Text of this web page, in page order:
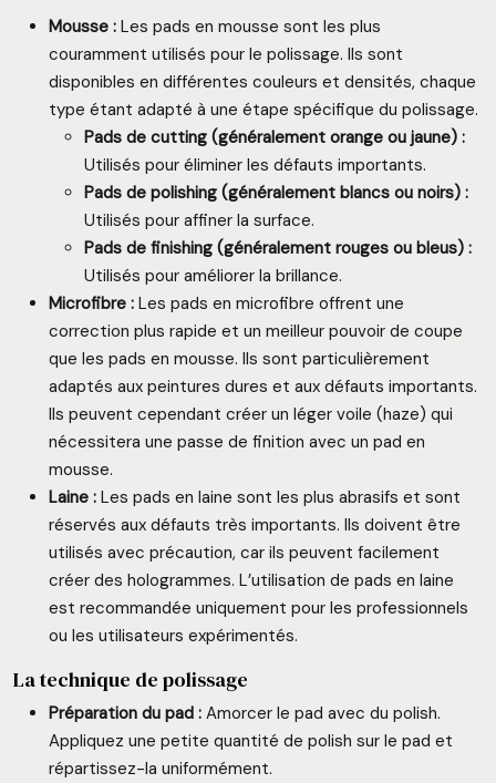
Mousse : Les pads en mousse sont les plus
couramment utilisés pour le polissage. Ils sont
disponibles en différentes couleurs et densités, chaque
type étant adapté à une étape spécifique du polissage.
Pads de cutting (généralement orange ou jaune) :
Utilisés pour éliminer les défauts importants.
Pads de polishing (généralement blancs ou noirs) :
Utilisés pour affiner la surface.
Pads de finishing (généralement rouges ou bleus) :
Utilisés pour améliorer la brillance.
Microfibre : Les pads en microfibre offrent une
correction plus rapide et un meilleur pouvoir de coupe
que les pads en mousse. Ils sont particulièrement
adaptés aux peintures dures et aux défauts importants.
Ils peuvent cependant créer un léger voile (haze) qui
nécessitera une passe de finition avec un pad en
mousse.
Laine : Les pads en laine sont les plus abrasifs et sont
réservés aux défauts très importants. Ils doivent être
utilisés avec précaution, car ils peuvent facilement
créer des hologrammes. L’utilisation de pads en laine
est recommandée uniquement pour les professionnels
ou les utilisateurs expérimentés.
La technique de polissage
Préparation du pad : Amorcer le pad avec du polish.
Appliquez une petite quantité de polish sur le pad et
répartissez-la uniformément.